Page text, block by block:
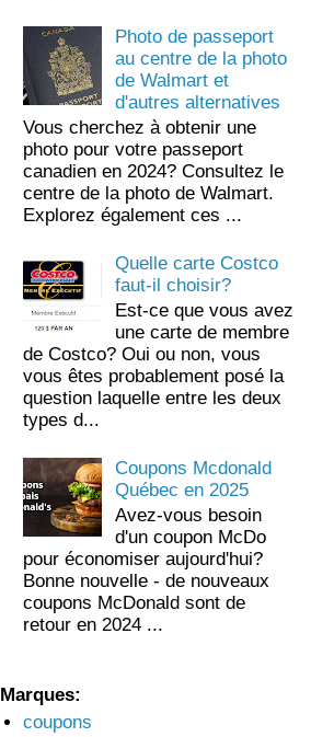
Photo de passeport
au centre de la photo
de Walmart et
d'autres alternatives
Vous cherchez à obtenir une
photo pour votre passeport
canadien en 2024? Consultez le
centre de la photo de Walmart.
Explorez également ces ...
Quelle carte Costco
faut-il choisir?
Est-ce que vous avez
une carte de membre
de Costco? Oui ou non, vous
vous êtes probablement posé la
question laquelle entre les deux
types d...
Coupons Mcdonald
Québec en 2025
Avez-vous besoin
d'un coupon McDo
pour économiser aujourd'hui?
Bonne nouvelle - de nouveaux
coupons McDonald sont de
retour en 2024 ...
Marques:
coupons